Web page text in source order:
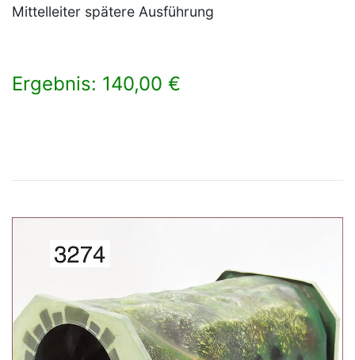
Mittelleiter spätere Ausführung
Ergebnis: 140,00 €